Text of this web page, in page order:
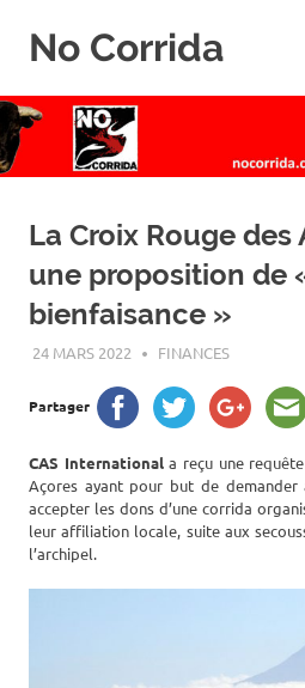
No Corrida
de
la
corrida
La Croix Rouge
une proposition de
bienfaisance »
24 MARS 2022 ROGER LAHANA
FINANCES
Partager
CAS Internationala reçu une
Açores ayant pour but de
accepter les dons d’une corrida
leur affiliation locale, suite aux
l’archipel.